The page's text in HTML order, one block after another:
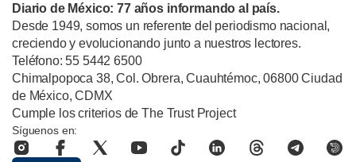
Diario de México: 77 años informando al país.
Desde 1949, somos un referente del periodismo nacional,
creciendo y evolucionando junto a nuestros lectores.
Teléfono: 55 5442 6500
Chimalpopoca 38, Col. Obrera, Cuauhtémoc, 06800 Ciudad
de México, CDMX
Cumple los criterios de The Trust Project
Síguenos en: